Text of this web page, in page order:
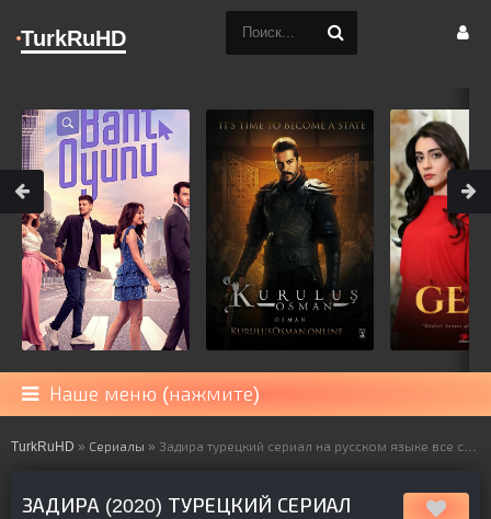
Наше меню (нажмите)
TurkRuHD » Сериалы » Задира турецкий сериал на русском языке все серии смотреть онлайн бесплатно подряд
ЗАДИРА (2020) ТУРЕЦКИЙ СЕРИАЛ
TurkRuHD